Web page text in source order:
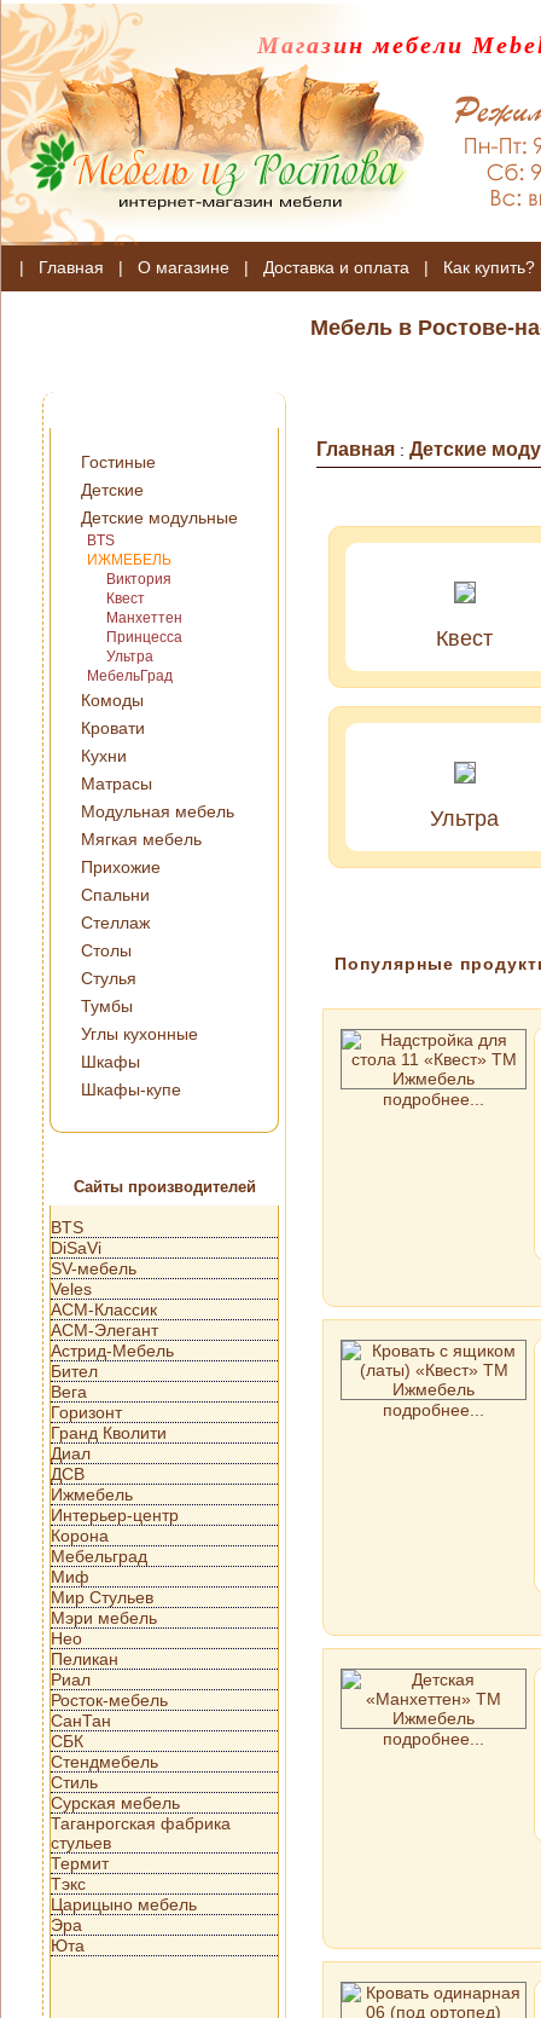
Магазин мебели
| Главная | О магазине | Доставка и оплата | Как купить?
Мебель в Ростове-
Гостиные
Детские
Детские модульные
BTS
ИЖМЕБЕЛЬ
Виктория
Квест
Манхеттен
Принцесса
Ультра
МебельГрад
Комоды
Кровати
Кухни
Матрасы
Модульная мебель
Мягкая мебель
Прихожие
Спальни
Стеллаж
Столы
Стулья
Тумбы
Углы кухонные
Шкафы
Шкафы-купе
Сайты производителей
BTS
DiSaVi
SV-мебель
Veles
АСМ-Классик
АСМ-Элегант
Астрид-Мебель
Бител
Вега
Горизонт
Гранд Кволити
Диал
ДСВ
Ижмебель
Интерьер-центр
Корона
Мебельград
Миф
Мир Стульев
Мэри мебель
Нео
Пеликан
Риал
Росток-мебель
СанТан
СБК
Стендмебель
Стиль
Сурская мебель
Таганрогская фабрика
стульев
Термит
Тэкс
Царицыно мебель
Эра
Юта
Главная : Детские
Квест
Ультра
Популярные
подробнее...
подробнее...
подробнее...